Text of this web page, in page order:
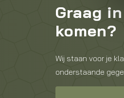
Graag
komen?
Wij staan voor je
onderstaande